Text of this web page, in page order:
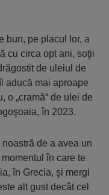
bun, pe placul lor, a
cu circa opt ani, soţii
de uleiul de
aducă mai aproape
o „cramă“ de ulei de
în 2023.
de a avea un
în care te
în Grecia, şi mergi
alt gust decât cel